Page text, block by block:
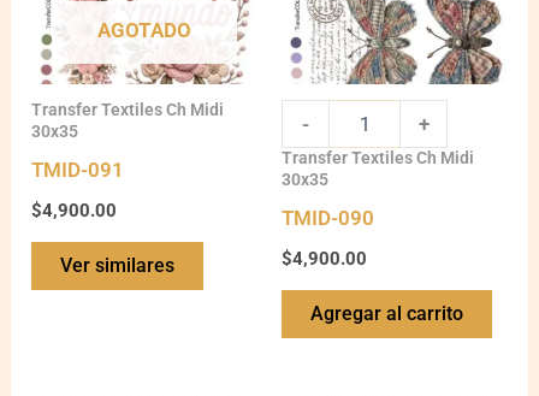
AGOTADO
Transfer Textiles Ch Midi
30x35
TMID-091
$4,900.00
Ver similares
- +
Transfer Textiles Ch Midi
30x35
TMID-090
$4,900.00
Agregar al carrito